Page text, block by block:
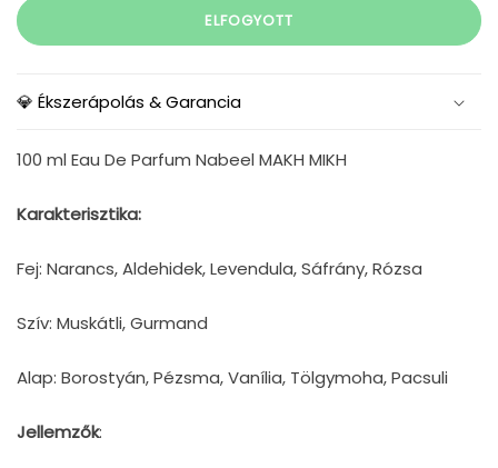
ELFOGYOTT
💎 Ékszerápolás & Garancia
100 ml Eau De Parfum Nabeel MAKH MIKH
Karakterisztika:
Fej: Narancs, Aldehidek, Levendula, Sáfrány, Rózsa
Szív: Muskátli, Gurmand
Alap: Borostyán, Pézsma, Vanília, Tölgymoha, Pacsuli
Jellemzők: